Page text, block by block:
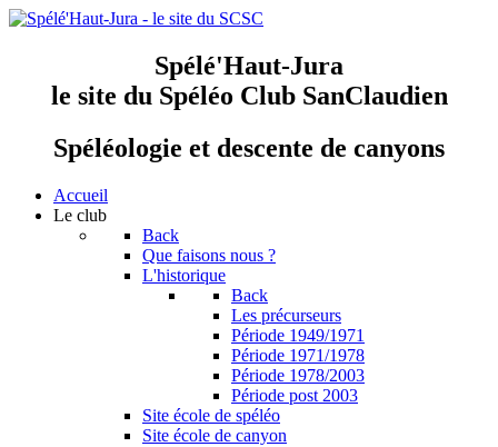
Spélé'Haut-Jura
le site du Spéléo Club SanClaudien
Spéléologie et descente de canyons
Accueil
Le club
Back
Que faisons nous ?
L'historique
Back
Les précurseurs
Période 1949/1971
Période 1971/1978
Période 1978/2003
Période post 2003
Site école de spéléo
Site école de canyon